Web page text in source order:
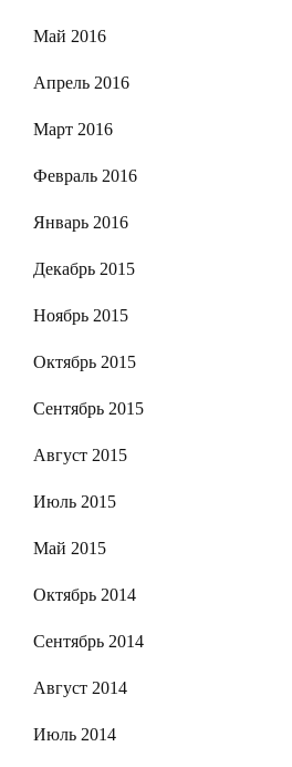
Май 2016
Апрель 2016
Март 2016
Февраль 2016
Январь 2016
Декабрь 2015
Ноябрь 2015
Октябрь 2015
Сентябрь 2015
Август 2015
Июль 2015
Май 2015
Октябрь 2014
Сентябрь 2014
Август 2014
Июль 2014